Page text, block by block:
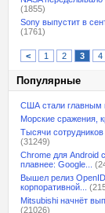
(1855)
Sony выпустит в
(1761)
< 1 2 3 4
Популярные
США стали главным
Морские сражения,
Тысячи сотрудников
(31249)
Chrome для Android
плавнее: Google...
Вышел релиз
корпоративной...
Mitsubishi начнёт
(21026)